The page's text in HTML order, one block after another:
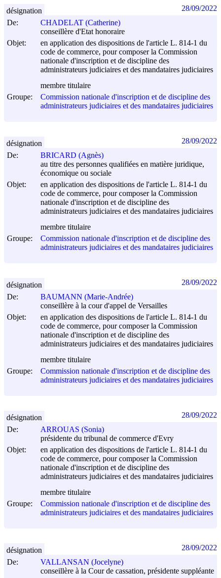
De:
CHADELAT (Catherine)
conseillère d'Etat honoraire
Objet:
en application des dispositions de l'article L. 814-1 du
code de commerce, pour composer la Commission
nationale d'inscription et de discipline des
administrateurs judiciaires et des mandataires judiciaires
membre titulaire
Groupe:
Commission nationale d'inscription et de discipline des
administrateurs judiciaires et des mandataires judiciaires
désignation 28/09/2022
De:
BRICARD (Agnès)
au titre des personnes qualifiées en matière juridique,
économique ou sociale
Objet:
en application des dispositions de l'article L. 814-1 du
code de commerce, pour composer la Commission
nationale d'inscription et de discipline des
administrateurs judiciaires et des mandataires judiciaires
membre titulaire
Groupe:
Commission nationale d'inscription et de discipline des
administrateurs judiciaires et des mandataires judiciaires
désignation 28/09/2022
De:
BAUMANN (Marie-Andrée)
conseillère à la cour d'appel de Versailles
Objet:
en application des dispositions de l'article L. 814-1 du
code de commerce, pour composer la Commission
nationale d'inscription et de discipline des
administrateurs judiciaires et des mandataires judiciaires
membre titulaire
Groupe:
Commission nationale d'inscription et de discipline des
administrateurs judiciaires et des mandataires judiciaires
désignation 28/09/2022
De:
ARROUAS (Sonia)
présidente du tribunal de commerce d'Evry
Objet:
en application des dispositions de l'article L. 814-1 du
code de commerce, pour composer la Commission
nationale d'inscription et de discipline des
administrateurs judiciaires et des mandataires judiciaires
membre titulaire
Groupe:
Commission nationale d'inscription et de discipline des
administrateurs judiciaires et des mandataires judiciaires
désignation 28/09/2022
De:
VALLANSAN (Jocelyne)
conseillère à la Cour de cassation, présidente suppléante
désignation 28/09/2022